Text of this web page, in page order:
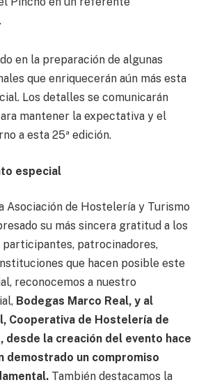
en la preparación de algunas
que enriquecerán aún más esta
Los detalles se comunicarán
mantener la expectativa y el
a esta 25ª edición.
especial
Asociación de Hostelería y Turismo
su más sincera gratitud a los
patrocinadores,
que hacen posible este
reconocemos a nuestro
Bodegas Marco Real, y al
Cooperativa de Hostelería de
desde la creación del evento hace
demostrado un compromiso
También destacamos la